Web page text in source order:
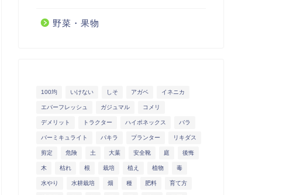
野菜・果物
100均 いけない しそ アガベ イネニカ
エバーフレッシュ ガジュマル コメリ
デメリット トラクター ハイポネックス バラ
バーミキュライト パキラ プランター リキダス
剪定 危険 土 大葉 安全靴 庭 後悔
木 枯れ 根 栽培 植え 植物 毒
水やり 水耕栽培 畑 種 肥料 育て方